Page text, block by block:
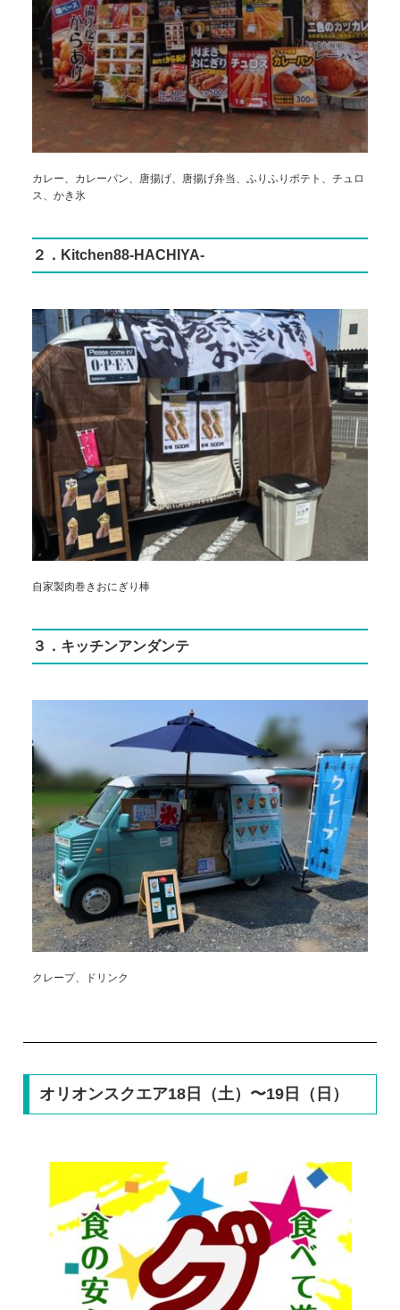
カレー、カレーパン、唐揚げ、唐揚げ弁当、ふりふりポテト、チュロ
ス、かき氷
２．Kitchen88-HACHIYA-
自家製肉巻きおにぎり棒
３．キッチンアンダンテ
クレープ、ドリンク
オリオンスクエア18日（土）〜19日（日）